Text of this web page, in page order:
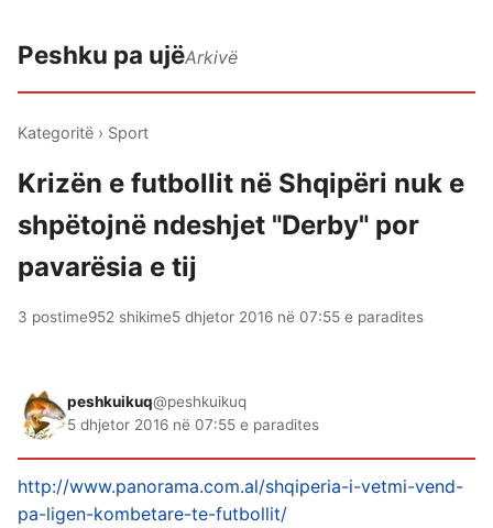
Peshku pa ujëArkivë
Kategoritë › Sport
Krizën e futbollit në Shqipëri nuk e
shpëtojnë ndeshjet "Derby" por
pavarësia e tij
3 postime952 shikime5 dhjetor 2016 në 07:55 e paradites
peshkuikuq@peshkuikuq
5 dhjetor 2016 në 07:55 e paradites
http://www.panorama.com.al/shqiperia-i-vetmi-vend-
pa-ligen-kombetare-te-futbollit/